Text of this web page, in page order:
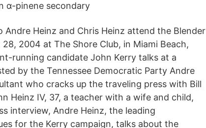
α-pinene secondary
Heinz and Chris Heinz attend the Blender
2004 at The Shore Club, in Miami Beach,
running candidate John Kerry talks at a
by the Tennessee Democratic Party Andre
who cracks up the traveling press with Bill
Heinz IV, 37, a teacher with a wife and child,
interview, Andre Heinz, the leading
for the Kerry campaign, talks about the